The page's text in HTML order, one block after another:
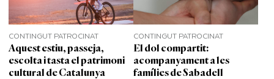
CONTINGUT PATROCINAT
Aquest estiu, passeja,
escolta i tasta el patrimoni
cultural de Catalunya
CONTINGUT PATROCINAT
El dol compartit:
acompanyament a les
famílies de Sabadell